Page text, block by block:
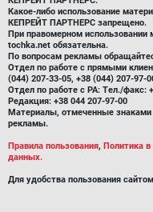
Какое-либо использование
КЕПРЕЙТ ПАРТНЕРС запрещено.
При правомерном использовании
tochka.net обязательна.
По вопросам рекламы
Отдел по работе с прямыми
(044) 207-33-05, +38 (044) 207-97-
Отдел по работе с РА: Тел./факс:
Редакция: +38 044 207-97-00
Материалы, отмеченные
рекламы.
Правила пользования, Политика
данных.
Для удобства пользования